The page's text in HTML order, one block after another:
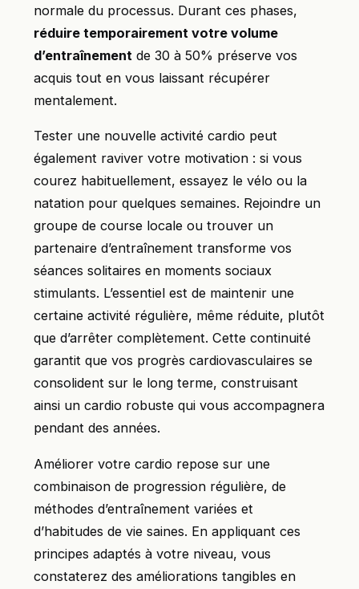
normale du processus. Durant ces phases,
réduire temporairement votre volume
d’entraînement de 30 à 50% préserve vos
acquis tout en vous laissant récupérer
mentalement.
Tester une nouvelle activité cardio peut
également raviver votre motivation : si vous
courez habituellement, essayez le vélo ou la
natation pour quelques semaines. Rejoindre un
groupe de course locale ou trouver un
partenaire d’entraînement transforme vos
séances solitaires en moments sociaux
stimulants. L’essentiel est de maintenir une
certaine activité régulière, même réduite, plutôt
que d’arrêter complètement. Cette continuité
garantit que vos progrès cardiovasculaires se
consolident sur le long terme, construisant
ainsi un cardio robuste qui vous accompagnera
pendant des années.
Améliorer votre cardio repose sur une
combinaison de progression régulière, de
méthodes d’entraînement variées et
d’habitudes de vie saines. En appliquant ces
principes adaptés à votre niveau, vous
constaterez des améliorations tangibles en